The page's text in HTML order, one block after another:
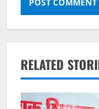
RELATED